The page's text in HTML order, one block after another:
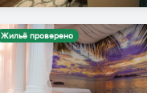
Жильё проверено